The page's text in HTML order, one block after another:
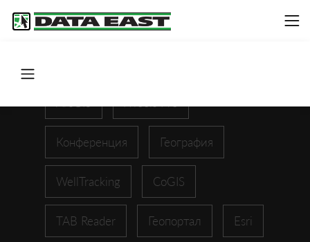
Конференция География
WellTracking CoGIS
TAB Reader Геопортал Esri